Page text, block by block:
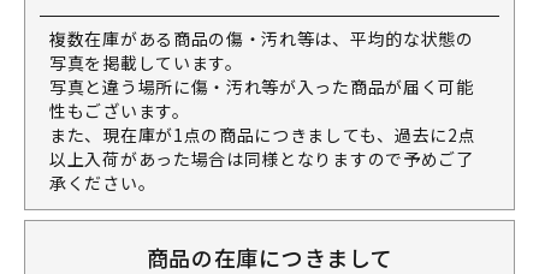
複数在庫がある商品の傷・汚れ等は、平均的な状態の
写真を掲載しています。
写真と違う場所に傷・汚れ等が入った商品が届く可能
性もございます。
また、現在庫が1点の商品につきましても、過去に2点
以上入荷があった場合は同様となりますので予めご了
承ください。
商品の在庫につきまして